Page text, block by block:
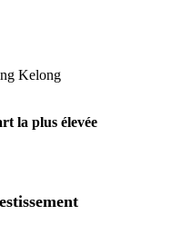
Kelong
la plus élevée